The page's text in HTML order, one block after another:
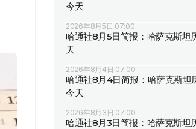
今天
2026年8月5日 07:00
哈通社8月5日简报：哈萨克斯坦
天
2026年8月4日 07:00
哈通社8月4日简报：哈萨克斯坦
今天
2026年8月3日 07:00
哈通社8月3日简报：哈萨克斯坦